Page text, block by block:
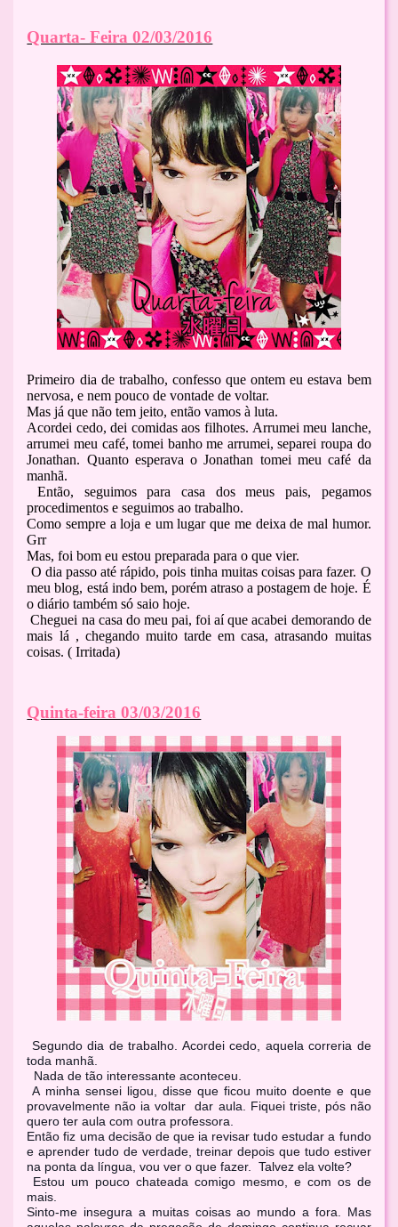
Quarta- Feira 02/03/2016
Primeiro dia de trabalho, confesso que ontem eu estava bem
nervosa, e nem pouco de vontade de voltar.
Mas já que não tem jeito, então vamos à luta.
Acordei cedo, dei comidas aos filhotes. Arrumei meu lanche,
arrumei meu café, tomei banho me arrumei, separei roupa do
Jonathan. Quanto esperava o Jonathan tomei meu café da
manhã.
Então, seguimos para casa dos meus pais, pegamos
procedimentos e seguimos ao trabalho.
Como sempre a loja e um lugar que me deixa de mal humor.
Grr
Mas, foi bom eu estou preparada para o que vier.
O dia passo até rápido, pois tinha muitas coisas para fazer. O
meu blog, está indo bem, porém atraso a postagem de hoje. É
o diário também só saio hoje.
Cheguei na casa do meu pai, foi aí que acabei demorando de
mais lá , chegando muito tarde em casa, atrasando muitas
coisas. ( Irritada)
Quinta-feira 03/03/2016
Segundo dia de trabalho. Acordei cedo, aquela correria de
toda manhã.
Nada de tão interessante aconteceu.
A minha sensei ligou, disse que ficou muito doente e que
provavelmente não ia voltar dar aula. Fiquei triste, pós não
quero ter aula com outra professora.
Então fiz uma decisão de que ia revisar tudo estudar a fundo
e aprender tudo de verdade, treinar depois que tudo estiver
na ponta da língua, vou ver o que fazer. Talvez ela volte?
Estou um pouco chateada comigo mesmo, e com os de
mais.
Sinto-me insegura a muitas coisas ao mundo a fora. Mas